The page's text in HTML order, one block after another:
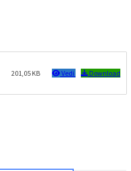
201,05 KB Vedi Download